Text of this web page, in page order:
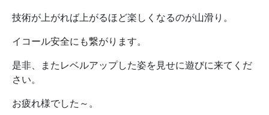
技術が上がれば上がるほど楽しくなるのが山滑り。
イコール安全にも繋がります。
是非、またレベルアップした姿を見せに遊びに来てくだ
さい。
お疲れ様でした～。